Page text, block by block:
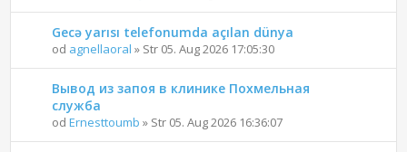
Gecə yarısı telefonumda açılan dünya
od agnellaoral » Str 05. Aug 2026 17:05:30
Вывод из запоя в клинике Похмельная
служба
odErnesttoumb » Str 05. Aug 2026 16:36:07